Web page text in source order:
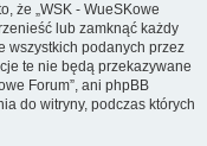
że „WSK - WueSKowe
lub zamknąć każdy
wszystkich podanych przez
te nie będą przekazywane
Forum”, ani phpBB
do witryny, podczas których